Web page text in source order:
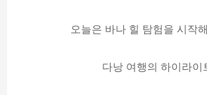
오늘은 바나 힐 탐험을 시작
다낭 여행의 하이라이